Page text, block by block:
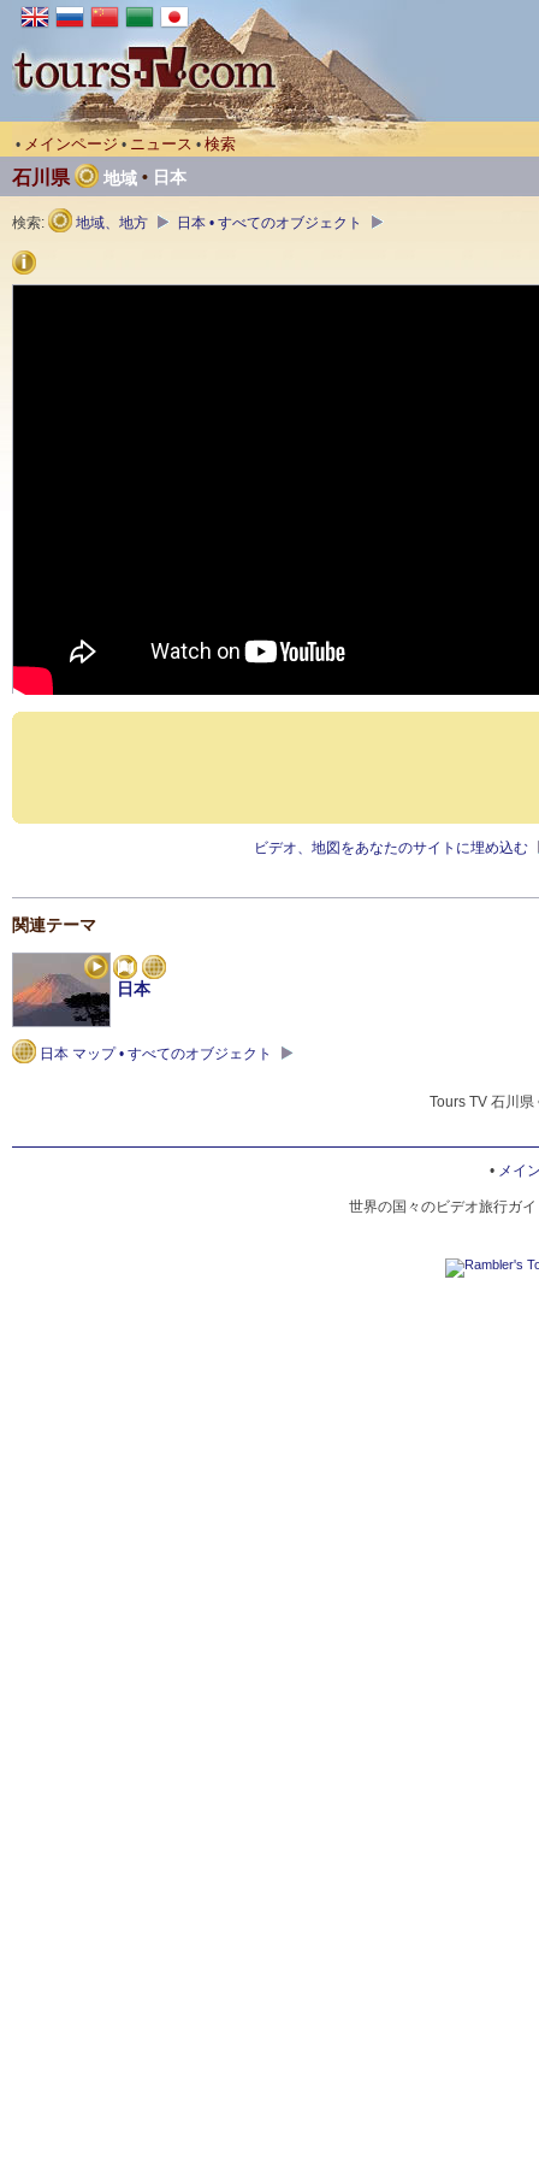
• メインページ • ニュース • 検索
石川県 地域 • 日本
検索: 地域、地方 日本 • すべてのオブジェクト
ビデオ、地図をあなたのサイトに埋め込む
関連テーマ
日本
日本 マップ • すべてのオブジェクト
Tours TV 石川県
• メイ
世界の国々のビデオ旅行ガ